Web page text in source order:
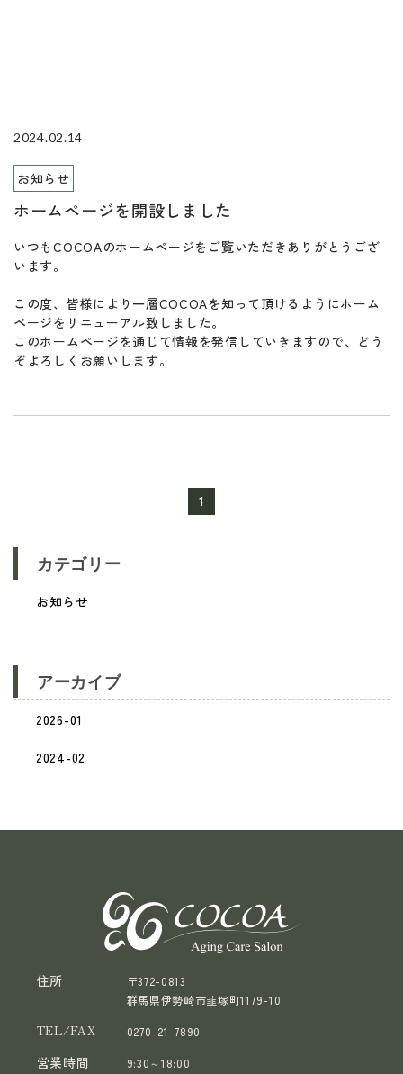
2024.02.14
お知らせ
ホームページを開設しました
いつもCOCOAのホームページをご覧いただきありがとうござ
います。
この度、皆様により一層COCOAを知って頂けるようにホーム
ページをリニューアル致しました。
このホームページを通じて情報を発信していきますので、どう
ぞよろしくお願いします。
1
カテゴリー
お知らせ
アーカイブ
2026-01
2024-02
住所
〒372-0813
群馬県伊勢崎市韮塚町1179-10
TEL/FAX 0270-21-7890
営業時間
9:30～18:00